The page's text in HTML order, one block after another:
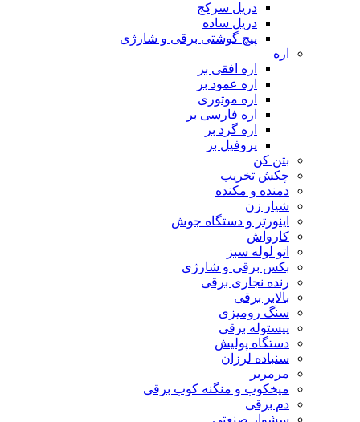
دریل سرکج
دریل ساده
پیچ گوشتی برقی و شارژی
اره
اره افقی بر
اره عمود بر
اره موتوری
اره فارسی بر
اره گرد بر
پروفیل بر
بتن کن
چکش تخریب
دمنده و مکنده
شیار زن
اینورتر و دستگاه جوش
کارواش
اتو لوله سبز
بکس برقی و شارژی
رنده نجاری برقی
بالابر برقی
سنگ رومیزی
پیستوله برقی
دستگاه پولیش
سنباده لرزان
مرمربر
میخکوب و منگنه کوب برقی
دم برقی
سشوار صنعتی